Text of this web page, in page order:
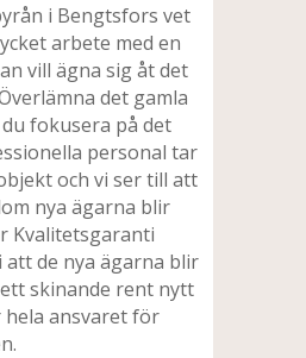
i Bengtsfors vet
arbete med en
vill ägna sig åt det
det gamla
fokusera på det
personal tar
och vi ser till att
nya ägarna blir
Kvalitetsgaranti
att de nya ägarna blir
skinande rent nytt
hela ansvaret för